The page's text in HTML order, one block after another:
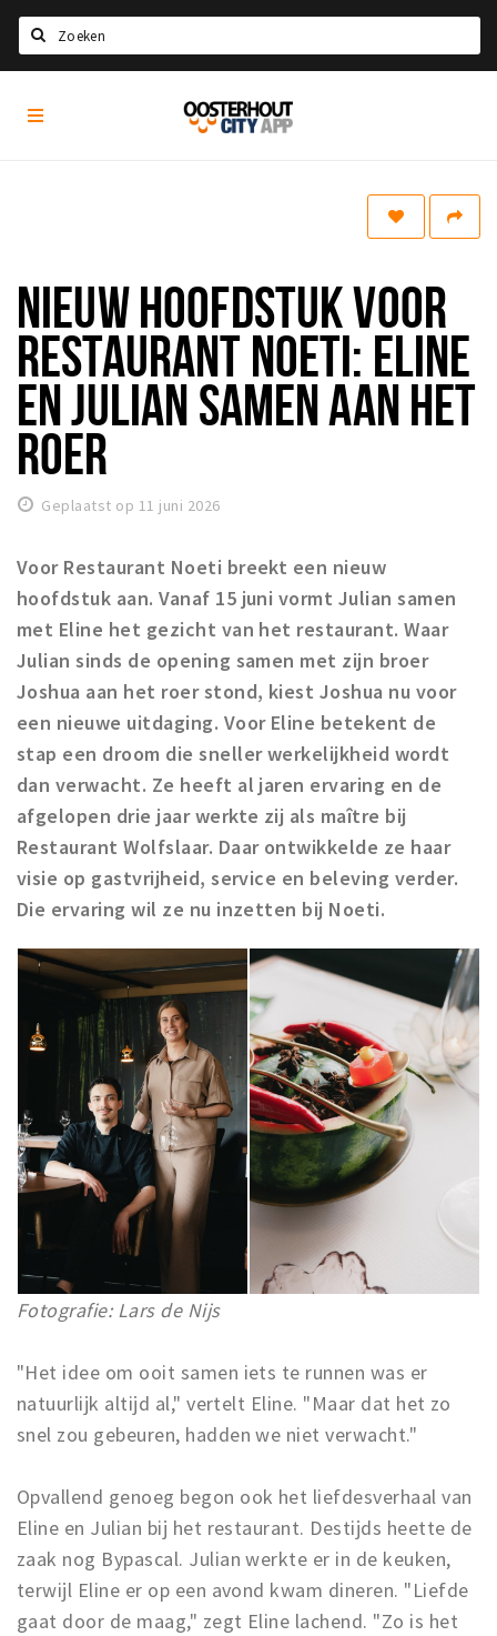
Home
Drinken
Recreatief
Slapen
Winkels
Winkelgebieden
Parkeren
Bezienswaardigheden
Musea, theaters & podia
Uitjes & activiteiten
Natuurgebieden
Baroniepoorten
Inloggen
Oosterhout
City
NIEUW HOOFDSTUK VOOR
RESTAURANT NOETI: ELINE
EN JULIAN SAMEN AAN HET
ROER
Geplaatst op 11 juni 2026
Voor Restaurant Noeti breekt een nieuw
hoofdstuk aan. Vanaf 15 juni vormt Julian samen
met Eline het gezicht van het restaurant. Waar
Julian sinds de opening samen met zijn broer
Joshua aan het roer stond, kiest Joshua nu voor
een nieuwe uitdaging. Voor Eline betekent de
stap een droom die sneller werkelijkheid wordt
dan verwacht. Ze heeft al jaren ervaring en de
afgelopen drie jaar werkte zij als maître bij
Restaurant Wolfslaar. Daar ontwikkelde ze haar
visie op gastvrijheid, service en beleving verder.
Die ervaring wil ze nu inzetten bij Noeti.
Fotografie: Lars de Nijs
"Het idee om ooit samen iets te runnen was er
natuurlijk altijd al," vertelt Eline. "Maar dat het zo
snel zou gebeuren, hadden we niet verwacht."
Opvallend genoeg begon ook het liefdesverhaal van
Eline en Julian bij het restaurant. Destijds heette de
zaak nog Bypascal. Julian werkte er in de keuken,
terwijl Eline er op een avond kwam dineren. "Liefde
gaat door de maag," zegt Eline lachend. "Zo is het